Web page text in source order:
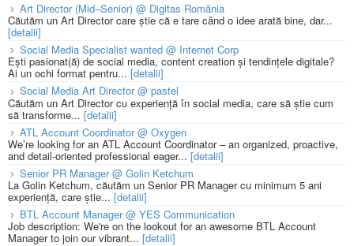
Art Director (Mid–Senior) @ Digitas România
Căutăm un Art Director care știe că e tare când o idee arată bine, dar...
[detalii]
Social Media Specialist wanted @ Internet Corp
Ești pasionat(ă) de social media, content creation și tendințele digitale?
Ai un ochi format pentru... [detalii]
Social Media Art Director @ pastel
Căutăm un Art Director cu experiență în social media, care să știe cum
să transforme... [detalii]
ATL Account Coordinator @ Oxygen
We’re looking for an ATL Account Coordinator – an organized, proactive,
and detail-oriented professional eager... [detalii]
Senior PR Manager @ Golin Ketchum
La Golin Ketchum, căutăm un Senior PR Manager cu minimum 5 ani
experiență, care știe... [detalii]
BTL Account Manager @ YES Communication
Job description: We're on the lookout for an awesome BTL Account
Manager to join our vibrant... [detalii]